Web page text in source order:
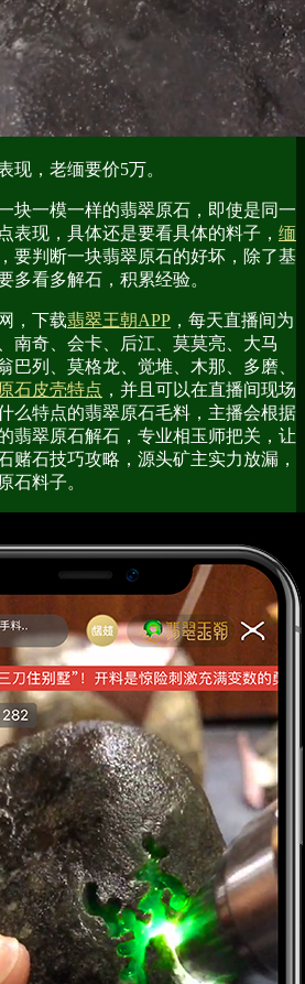
现，老缅要价5万。
块一模一样的翡翠原石，即使是同一
表现，具体还是要看具体的料子， 缅
要判断一块翡翠原石的好坏，除了基
多看多解石，积累经验。
网，下载翡翠王朝APP ，每天直播间为
南奇、会卡、后江、莫莫亮、大马
巴列、莫格龙、觉堆、木那、多磨、
石皮壳特点 ，并且可以在直播间现场
么特点的翡翠原石毛料，主播会根据
翡翠原石解石，专业相玉师把关，让
赌石技巧攻略，源头矿主实力放漏，
石料子。